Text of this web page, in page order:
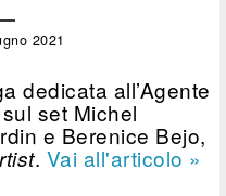
2021
dedicata all’Agente
set Michel
e Berenice Bejo,
. Vai all'articolo »